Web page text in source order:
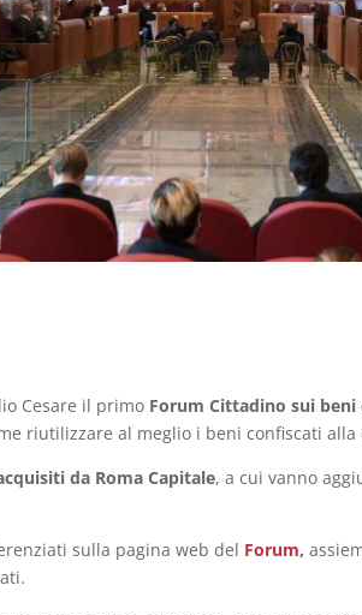
Cesare il primo Forum Cittadino sui
riutilizzare al meglio i beni confiscati
da Roma Capitale, a cui vanno
sulla pagina web del Forum,